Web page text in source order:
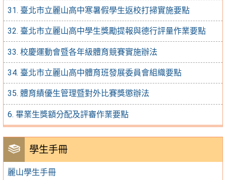
31. 臺北市立麗山高中寒暑假學生返校打掃實施要點
32. 臺北市立麗山高中學生獎勵提報與德行評量作業要點
33. 校慶運動會暨各年級體育競賽實施辦法
34. 臺北市立麗山高中體育班發展委員會組織要點
35. 體育績優生管理暨對外比賽獎懲辦法
6. 畢業生獎額分配及評審作業要點
學生手冊
麗山學生手冊